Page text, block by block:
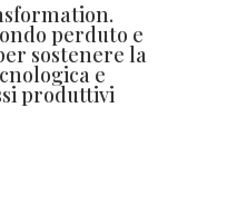
perduto e
sostenere la
e
produttivi